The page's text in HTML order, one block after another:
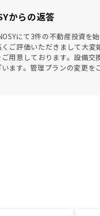
からの返答
にて3件の不動産投資を
ご評価いただきまして大変
用意しております。設備
います。管理プランの変更